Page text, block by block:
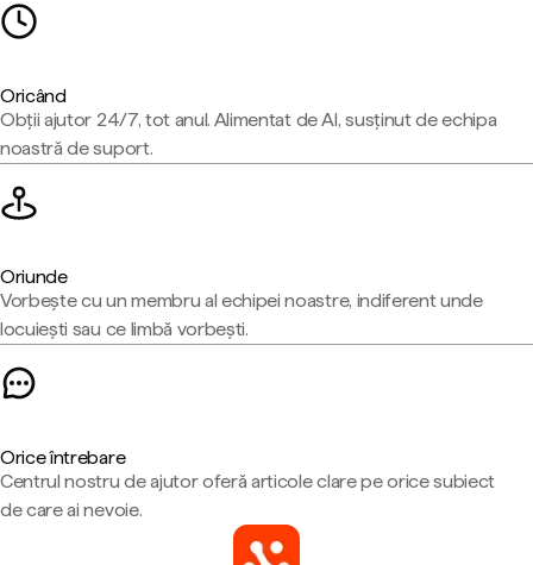
Oricând
Obții ajutor 24/7, tot anul. Alimentat de AI, susținut de echipa
noastră de suport.
Oriunde
Vorbește cu un membru al echipei noastre, indiferent unde
locuiești sau ce limbă vorbești.
Orice întrebare
Centrul nostru de ajutor oferă articole clare pe orice subiect
de care ai nevoie.